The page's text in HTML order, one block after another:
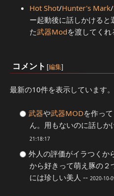
Hot Shot/Hunter's Mark/
ー起動後に話しかけると
た武器Modを渡してくれ
コメント [編集]
最新の10件を表示しています。
武器や武器MODを作っ
ん。用もないのに話しか
21:18:17
外人の評価がイラつくか
から好きって萌え豚の２
には珍しい美人 -- 2020-10-